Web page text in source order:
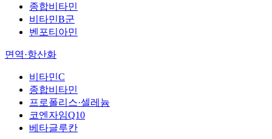
종합비타민
비타민B군
벤포티아민
면역·항산화
비타민C
종합비타민
프로폴리스·셀레늄
코엔자임Q10
베타글루칸